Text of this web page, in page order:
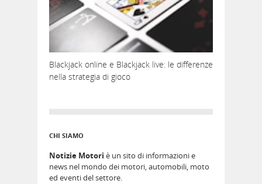
Blackjack online e Blackjack live: le differenze
nella strategia di gioco
CHI SIAMO
Notizie Motori è un sito di informazioni e
news nel mondo dei motori, automobili, moto
ed eventi del settore.